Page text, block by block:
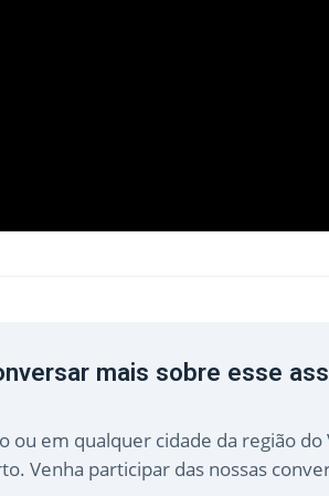
mais sobre esse
ou em qualquer cidade da região
Venha participar das nossas